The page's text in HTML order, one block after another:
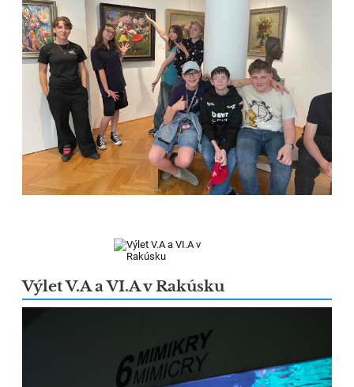
Výlet V.A a VI.A v Rakúsku